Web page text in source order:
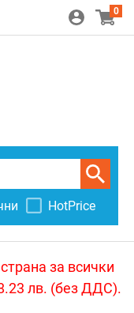
0
HotPrice
за всички
лв. (без ДДС).